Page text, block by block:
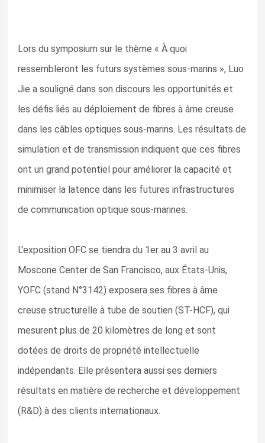
Lors du symposium sur le thème « À quoi
ressembleront les futurs systèmes sous-marins », Luo
Jie a souligné dans son discours les opportunités et
les défis liés au déploiement de fibres à âme creuse
dans les câbles optiques sous-marins. Les résultats de
simulation et de transmission indiquent que ces fibres
ont un grand potentiel pour améliorer la capacité et
minimiser la latence dans les futures infrastructures
de communication optique sous-marines.
L'exposition OFC se tiendra du 1er au 3 avril au
Moscone Center de San Francisco, aux États-Unis,
YOFC (stand N°3142) exposera ses fibres à âme
creuse structurelle à tube de soutien (ST-HCF), qui
mesurent plus de 20 kilomètres de long et sont
dotées de droits de propriété intellectuelle
indépendants. Elle présentera aussi ses derniers
résultats en matière de recherche et développement
(R&D) à des clients internationaux.